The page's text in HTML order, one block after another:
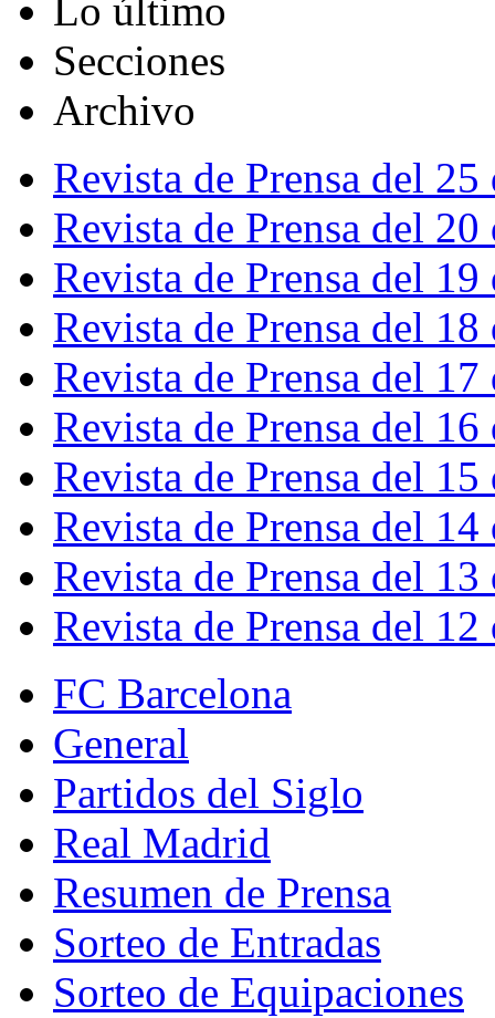
Lo último
Secciones
Archivo
Revista de Prensa del
Revista de Prensa del
Revista de Prensa del
Revista de Prensa del
Revista de Prensa del
Revista de Prensa del
Revista de Prensa del
Revista de Prensa del
Revista de Prensa del
Revista de Prensa del
FC Barcelona
General
Partidos del Siglo
Real Madrid
Resumen de Prensa
Sorteo de Entradas
Sorteo de Equipaciones